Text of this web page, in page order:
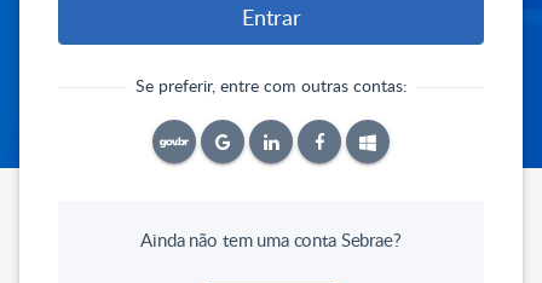
Se preferir, entre com outras contas:
Ainda não tem uma conta Sebrae?